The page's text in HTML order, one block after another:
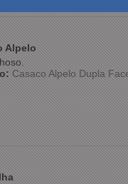
Alpelo
Casaco Alpelo Dupla